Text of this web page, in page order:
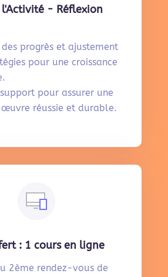
l'Activité - Réflexion
progrès et ajustement
pour une croissance
pour assurer une
œuvre réussie et durable.
: 1 cours en ligne
2ème rendez-vous de